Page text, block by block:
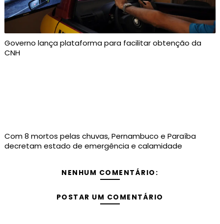
Governo lança plataforma para facilitar obtenção da
CNH
Com 8 mortos pelas chuvas, Pernambuco e Paraíba
decretam estado de emergência e calamidade
NENHUM COMENTÁRIO:
POSTAR UM COMENTÁRIO